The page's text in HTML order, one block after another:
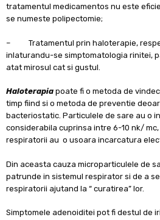
tratamentul medicamentos nu este
se numeste polipectomie;
– Tratamentul prin haloterapie,
inlaturandu-se simptomatologia rinitei,
atat mirosul cat si gustul.
Haloterapia poate fi o metoda de
timp fiind si o metoda de preventie
bacteriostatic. Particulele de sare au o
considerabila cuprinsa intre 6-10 nk/
respiratorii au o usoara incarcatura
Din aceasta cauza microparticulele de
patrunde in sistemul respirator si de a
respiratorii ajutand la “ curatirea” lor.
Simptomele adenoiditei pot fi destul de